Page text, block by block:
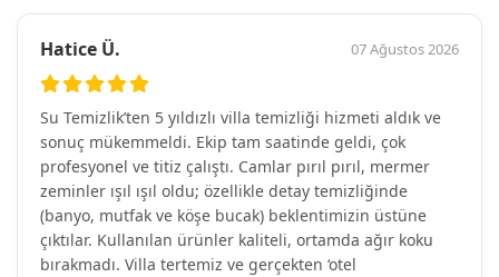
Hatice Ü. 07 Ağustos 2026
Su Temizlik’ten 5 yıldızlı villa temizliği hizmeti aldık ve
sonuç mükemmeldi. Ekip tam saatinde geldi, çok
profesyonel ve titiz çalıştı. Camlar pırıl pırıl, mermer
zeminler ışıl ışıl oldu; özellikle detay temizliğinde
(banyo, mutfak ve köşe bucak) beklentimizin üstüne
çıktılar. Kullanılan ürünler kaliteli, ortamda ağır koku
bırakmadı. Villa tertemiz ve gerçekten ‘otel